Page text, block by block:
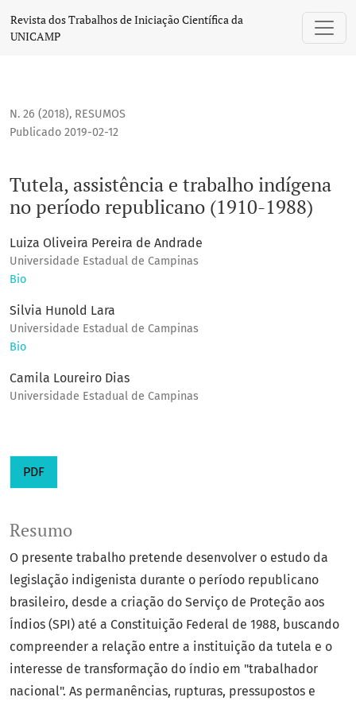
Tutela, assistência e trabalho indígena no período
Revista dos Trabalhos de Iniciação Científica da
UNICAMP
N. 26 (2018), RESUMOS
Tutela, assistência e trabalho indígena
no período republicano (1910-1988)
Publicado 2019-02-12
Luiza Oliveira Pereira de Andrade
Universidade Estadual de Campinas
Bio
Silvia Hunold Lara
Universidade Estadual de Campinas
Bio
Camila Loureiro Dias
Universidade Estadual de Campinas
PDF
Resumo
O presente trabalho pretende desenvolver o estudo da
legislação indigenista durante o período republicano
brasileiro, desde a criação do Serviço de Proteção aos
Índios (SPI) até a Constituição Federal de 1988, buscando
compreender a relação entre a instituição da tutela e o
interesse de transformação do índio em "trabalhador
nacional". As permanências, rupturas, pressupostos e